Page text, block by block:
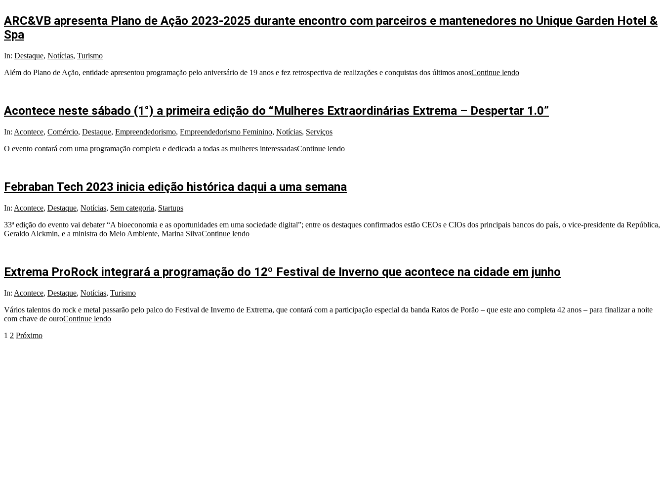
ARC&VB apresenta Plano de Ação 2023-2025 durante encontro com parceiros e mantenedores no Unique Garden Hotel &
Spa
In: Destaque, Notícias, Turismo
Além do Plano de Ação, entidade apresentou programação pelo aniversário de 19 anos e fez retrospectiva de realizações e conquistas dos últimos anosContinue lendo
Acontece neste sábado (1°) a primeira edição do “Mulheres Extraordinárias Extrema – Despertar 1.0”
In: Acontece, Comércio, Destaque, Empreendedorismo, Empreendedorismo Feminino, Notícias, Serviços
O evento contará com uma programação completa e dedicada a todas as mulheres interessadasContinue lendo
Febraban Tech 2023 inicia edição histórica daqui a uma semana
In: Acontece, Destaque, Notícias, Sem categoria, Startups
33ª edição do evento vai debater “A bioeconomia e as oportunidades em uma sociedade digital”; entre os destaques confirmados estão CEOs e CIOs dos principais bancos do país, o vice-presidente da República,
Geraldo Alckmin, e a ministra do Meio Ambiente, Marina SilvaContinue lendo
Extrema ProRock integrará a programação do 12º Festival de Inverno que acontece na cidade em junho
In: Acontece, Destaque, Notícias, Turismo
Vários talentos do rock e metal passarão pelo palco do Festival de Inverno de Extrema, que contará com a participação especial da banda Ratos de Porão – que este ano completa 42 anos – para finalizar a noite
com chave de ouroContinue lendo
1 2 Próximo